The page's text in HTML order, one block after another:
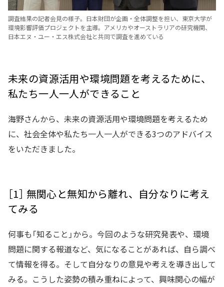
調査結果の記者会見の様子。日本財団が企画・全体調整を担い、東京大学が
環境影響評価プロジェクトを主導。アメリカやオーストラリアの研究機関、
日本エヌ・ユー・エス株式会社と共同で調査を進めている
未来の資源活用や環境問題を考えるために、
私たち一人一人ができること
海野さんから、未来の資源活用や環境問題を考えるため
に、社会全体や私たち一人一人ができる3つのアドバイス
をいただきました。
［1］ 無関心と無知から離れ、自分なりに考え
てみる
何事も「知ること」から。今回のような研究発表や、環境
問題に関する報道など、気になることがあれば、自ら調べ
て情報を得る。そして自分なりの意見や考えを導き出して
みる。こうした姿勢の積み重ねによって、興味関心の幅が